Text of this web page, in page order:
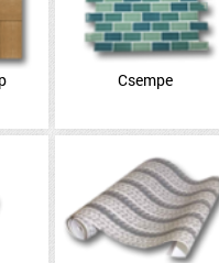
Csempe